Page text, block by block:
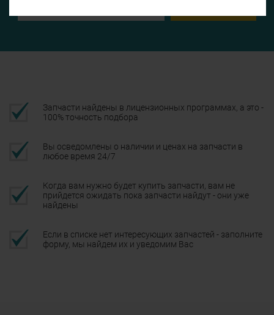
Запчасти найдены в лицензионных программах, а это -
100% точность подбора
Вы осведомлены о наличии и ценах на запчасти в
любое время 24/7
Когда вам нужно будет купить запчасти, вам не
прийдется ожидать пока запчасти найдут - они уже
найдены
Если в списке нет интересующих запчастей - заполните
форму, мы найдем их и уведомим Вас